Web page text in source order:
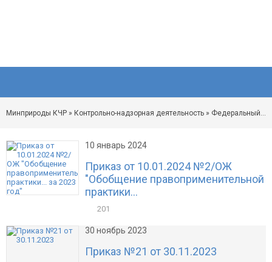
Минприроды КЧР » Контрольно-надзорная деятельность » Федеральный охотничий контроль (надзор)
10 январь 2024
Приказ от 10.01.2024 №2/ОЖ
"Обобщение правоприменительной
практики...
201
30 ноябрь 2023
Приказ №21 от 30.11.2023